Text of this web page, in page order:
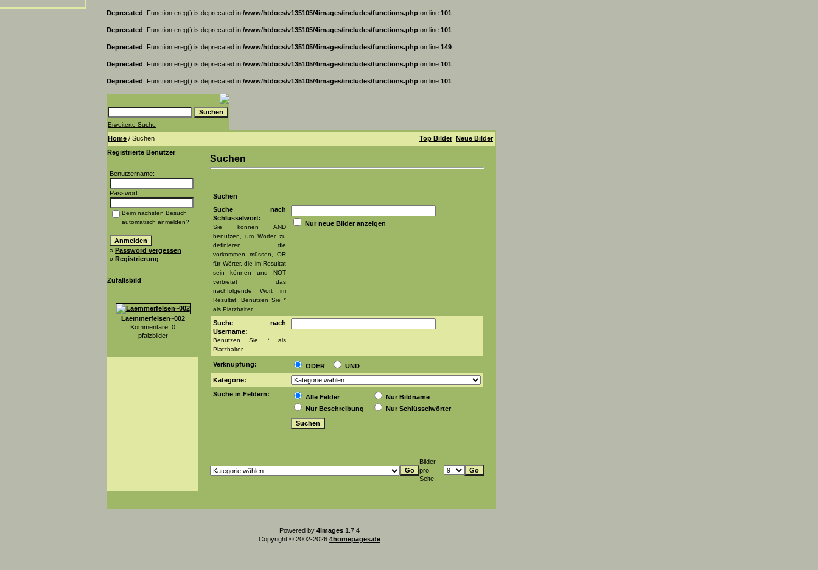
Deprecated: Function ereg() is deprecated in /www/htdocs/v135105/4images/includes/functions.php on line 101
Deprecated: Function ereg() is deprecated in /www/htdocs/v135105/4images/includes/functions.php on line 101
Deprecated: Function ereg() is deprecated in /www/htdocs/v135105/4images/includes/functions.php on line 149
Deprecated: Function ereg() is deprecated in /www/htdocs/v135105/4images/includes/functions.php on line 101
Deprecated: Function ereg() is deprecated in /www/htdocs/v135105/4images/includes/functions.php on line 101
Erweiterte Suche
Home / Suchen Top Bilder Neue Bilder
Registrierte Benutzer
Benutzername:
Passwort:
Beim nächsten Besuch
automatisch anmelden?
» Password vergessen
» Registrierung
Zufallsbild
Laemmerfelsen~002
Kommentare: 0
pfalzbilder
Suchen
Suchen
Suche nach
Schlüsselwort:
Sie können AND
benutzen, um Wörter zu
definieren, die
vorkommen müssen, OR
für Wörter, die im Resultat
sein können und NOT
verbietet das
nachfolgende Wort im
Resultat. Benutzen Sie *
als Platzhalter.
Nur neue Bilder anzeigen
Suche nach
Username:
Benutzen Sie * als
Platzhalter.
Verknüpfung: ODER
UND
Kategorie:
Suche in Feldern:
Alle Felder
Nur Bildname
Nur Beschreibung
Nur Schlüsselwörter
Bilder
pro
Seite:
Powered by 4images 1.7.4
Copyright © 2002-2026 4homepages.de